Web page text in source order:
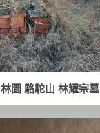
林園 駱駝山 林耀宗墓